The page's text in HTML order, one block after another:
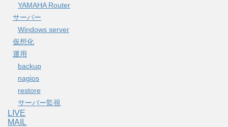
YAMAHA Router
サーバー
Windows server
仮想化
運用
backup
nagios
restore
サーバー監視
LIVE
MAIL